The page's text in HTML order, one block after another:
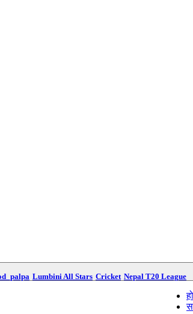
Lumbini All Stars Cricket Nepal T20 League